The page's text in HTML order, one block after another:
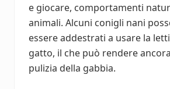
e giocare, comportamenti
animali. Alcuni conigli nani
essere addestrati a usare la
gatto, il che può rendere
pulizia della gabbia.